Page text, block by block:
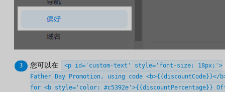
您可以在
<p id='custom-text' style='font-size: 18px;'>
Father Day Promotion, using code <b>{{discountCode}}</
for <b style='color: #c5392e'>{{discountPercentage}}